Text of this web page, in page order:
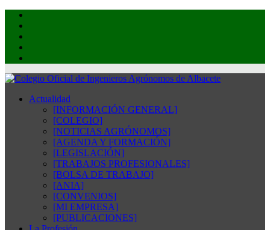
Actualidad
[INFORMACIÓN GENERAL]
[COLEGIO]
[NOTICIAS AGRÓNOMOS]
[AGENDA Y FORMACIÓN]
[LEGISLACIÓN]
[TRABAJOS PROFESIONALES]
[BOLSA DE TRABAJO]
[ANIA]
[CONVENIOS]
[MI EMPRESA]
[PUBLICACIONES]